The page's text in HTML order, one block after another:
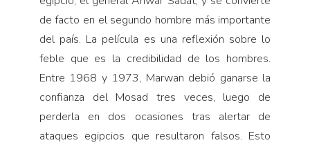
de facto en el segundo hombre más importante
del país. La película es una reflexión sobre lo
feble que es la credibilidad de los hombres.
Entre 1968 y 1973, Marwan debió ganarse la
confianza del Mosad tres veces, luego de
perderla en dos ocasiones tras alertar de
ataques egipcios que resultaron falsos. Esto